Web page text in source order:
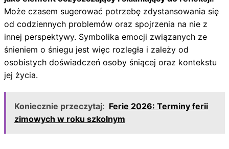
Może czasem sugerować potrzebę zdystansowania się
od codziennych problemów oraz spojrzenia na nie z
innej perspektywy. Symbolika emocji związanych ze
śnieniem o śniegu jest więc rozległa i zależy od
osobistych doświadczeń osoby śniącej oraz kontekstu
jej życia.
Koniecznie przeczytaj: Ferie 2026: Terminy ferii
zimowych w roku szkolnym